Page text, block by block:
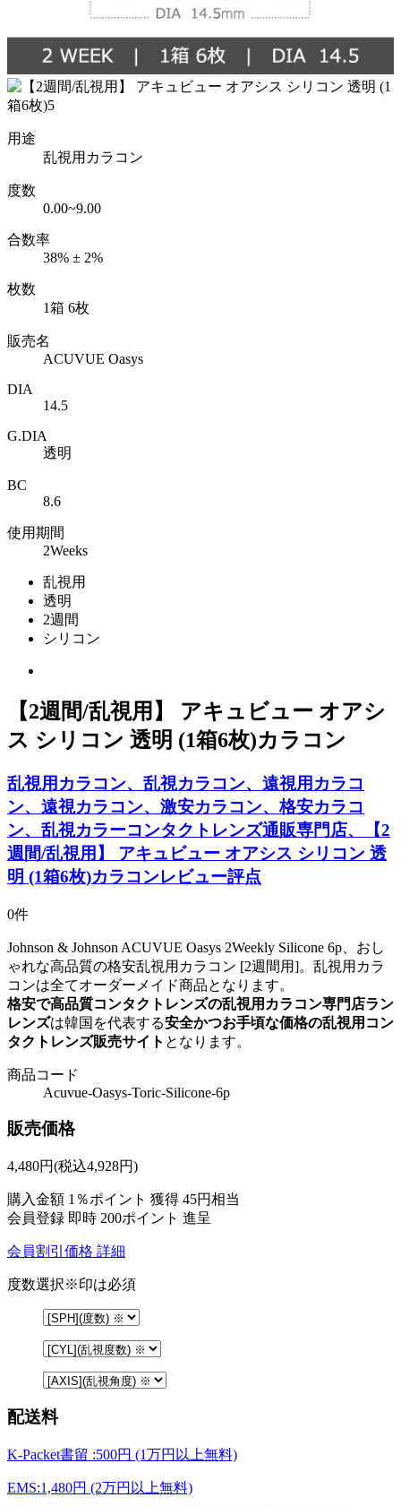
用途
乱視用カラコン
度数
0.00~9.00
合数率
38% ± 2%
枚数
1箱 6枚
販売名
ACUVUE Oasys
DIA
14.5
G.DIA
透明
BC
8.6
使用期間
2Weeks
乱視用
透明
2週間
シリコン
【2週間/乱視用】 アキュビュー オアシ
ス シリコン 透明 (1箱6枚)カラコン
乱視用カラコン、乱視カラコン、遠視用カラコ
ン、遠視カラコン、激安カラコン、格安カラコ
ン、乱視カラーコンタクトレンズ通販専門店、【2
週間/乱視用】 アキュビュー オアシス シリコン 透
明 (1箱6枚)カラコンレビュー評点
0件
Johnson & Johnson ACUVUE Oasys 2Weekly Silicone 6p、おし
ゃれな高品質の格安乱視用カラコン [2週間用]。乱視用カラ
コンは全てオーダーメイド商品となります。
格安で高品質コンタクトレンズの乱視用カラコン専門店ラン
レンズは韓国を代表する安全かつお手頃な価格の乱視用コン
タクトレンズ販売サイト となります。
商品コード
Acuvue-Oasys-Toric-Silicone-6p
販売価格
4,480円(税込4,928円)
購入金額 1％ポイント 獲得 45円相当
会員登録 即時 200ポイント 進呈
会員割引価格 詳細
度数選択※印は必須
配送料
K-Packet書留 :500円 (1万円以上無料)
EMS:1,480円 (2万円以上無料)